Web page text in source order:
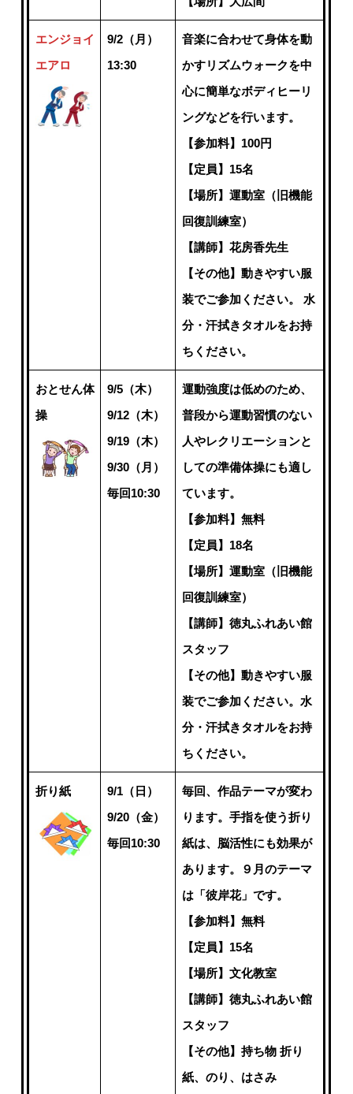
エンジョイ
エアロ
9/2（月）
13:30
音楽に合わせて身体を動
かすリズムウォークを中
心に簡単なボディヒーリ
ングなどを行います。
【参加料】100円
【定員】15名
【場所】運動室（旧機能
回復訓練室）
【講師】花房香先生
【その他】動きやすい服
装でご参加ください。 水
分・汗拭きタオルをお持
ちください。
おとせん体
操
9/5（木）
9/12（木）
9/19（木）
9/30（月）
毎回10:30
運動強度は低めのため、
普段から運動習慣のない
人やレクリエーションと
しての準備体操にも適し
ています。
【参加料】無料
【定員】18名
【場所】運動室（旧機能
回復訓練室）
【講師】徳丸ふれあい館
スタッフ
【その他】動きやすい服
装でご参加ください。水
分・汗拭きタオルをお持
ちください。
折り紙
9/1（日）
9/20（金）
毎回10:30
毎回、作品テーマが変わ
ります。手指を使う折り
紙は、脳活性にも効果が
あります。９月のテーマ
は「彼岸花」です。
【参加料】無料
【定員】15名
【場所】文化教室
【講師】徳丸ふれあい館
スタッフ
【その他】持ち物 折り
紙、のり、はさみ